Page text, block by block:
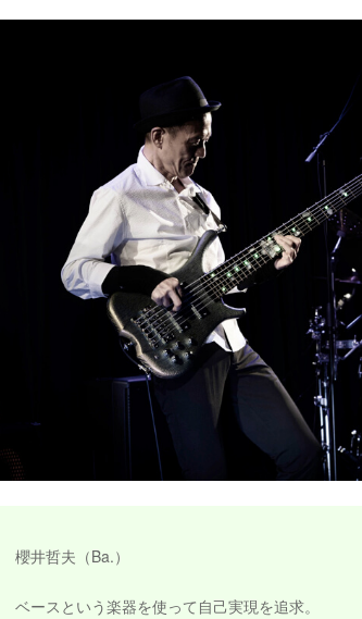
櫻井哲夫（Ba.）
ベースという楽器を使って自己実現を追求。